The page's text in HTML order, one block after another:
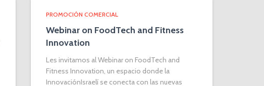
PROMOCIÓN COMERCIAL
Webinar on FoodTech and Fitness
Innovation
Les invitamos al Webinar on FoodTech and
Fitness Innovation, un espacio donde la
InnovaciónIsraelí se conecta con las nuevas